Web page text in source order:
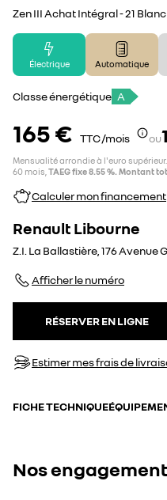
Zen III Achat Intégral - 21 Blanc
Électrique Automatique
Classe énergétique A
165 € TTC /mois ou
Mensualité arrondie à l'euro
60 mois, TAEG fixe 8.55 %. Montant
Calculer mon financement
Renault Libourne
Z.I. La Ballastière, 176 Avenue
Afficher le numéro
RÉSERVER EN LIGNE
Estimer mes frais de
FICHE TECHNIQUE
Nos